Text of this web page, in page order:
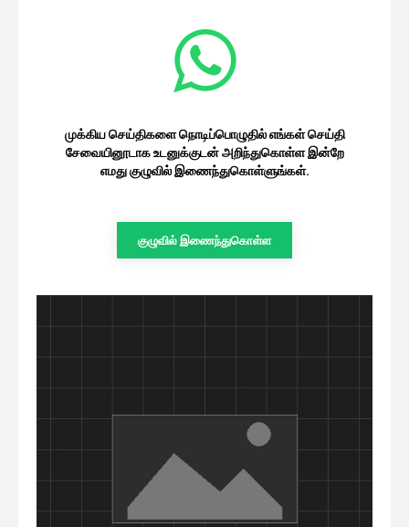
கர்ப்பமாக இருக்கும் சீரியல் நடிகை
கண்மணியின் கூலான போட்டோஸ்
08/08/2026
10 நாளுக்கு முன்னாடி கூட Voice
Message அனுப்புனாரு… மனோஜ்
குறித்து...
செய்தி சேவையினூடாக உடனுக்குடன்
குழுவில் இணைந்துகொள்ள